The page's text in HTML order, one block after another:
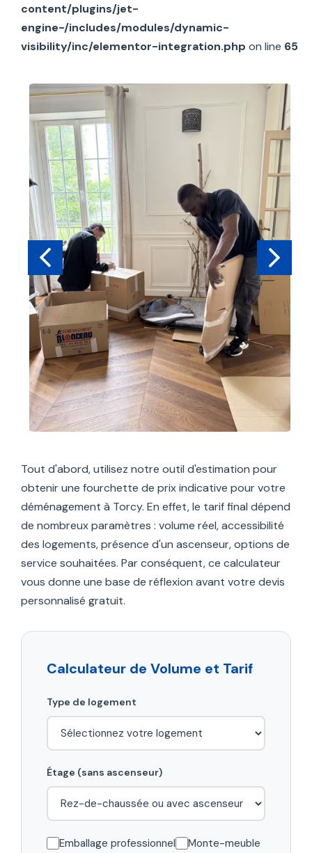
content/plugins/jet-
engine-/includes/modules/dynamic-
visibility/inc/elementor-integration.php on line 65
Tout d'abord, utilisez notre outil d'estimation pour
obtenir une fourchette de prix indicative pour votre
déménagement à Torcy. En effet, le tarif final dépend
de nombreux paramètres : volume réel, accessibilité
des logements, présence d'un ascenseur, options de
service souhaitées. Par conséquent, ce calculateur
vous donne une base de réflexion avant votre devis
personnalisé gratuit.
Calculateur de Volume et Tarif
Type de logement
Étage (sans ascenseur)
Emballage professionnel Monte-meuble